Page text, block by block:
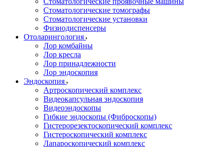
Стоматологические томографы
Стоматологические установки
Физиодиспенсеры
Отоларингология
Лор комбайны
Лор кресла
Лор принадлежности
Лор эндоскопия
Эндоскопия
Артроскопический комплекс
Видеокапсульная эндоскопия
Видеоэндоскопы
Гибкие эндоскопы (Фиброcкопы)
Гистерорезектоскопический комплекс
Гистероскопический комплекс
Лапароскопический комплекс